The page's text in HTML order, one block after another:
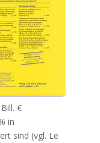
€
in
sind (vgl. Le